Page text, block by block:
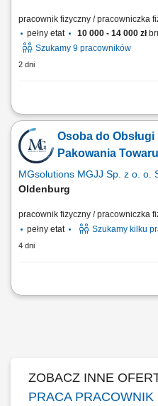
pracownik fizyczny / pracowniczka
pełny etat
10 000 - 14 000 zł
Szukamy 9 pracowników
2 dni
Opis stanowiska: Zbieranie towaru
małym wózku elektrycznym;
układamy zebrany towar wg pozycji
dziale owoców i warzyw (od
dzień w tygodniu,...
Osoba do
Pakowania Towaru
MGsolutions MGJJ Sp. z o. o.
Oldenburg
pracownik fizyczny / pracowniczka
pełny etat
Szukamy kilku
4 dni
Opis stanowiska Proste prace
ZOBACZ INNE
PRACA PRACOWNIK